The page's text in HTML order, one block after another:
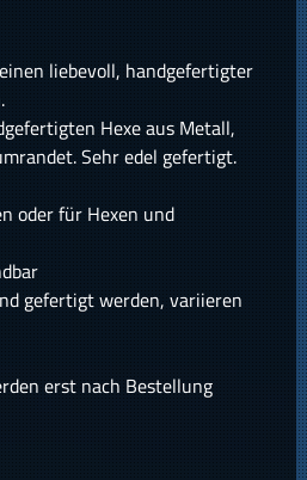
liebevoll, handgefertigter
Hexe aus Metall,
Sehr edel gefertigt.
oder für Hexen und
gefertigt werden, variieren
erst nach Bestellung